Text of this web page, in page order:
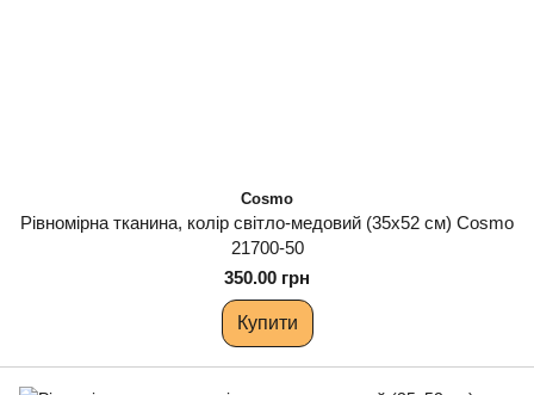
Cosmo
Рівномірна тканина, колір світло-медовий (35х52 см) Cosmo
21700-50
350.00 грн
Купити